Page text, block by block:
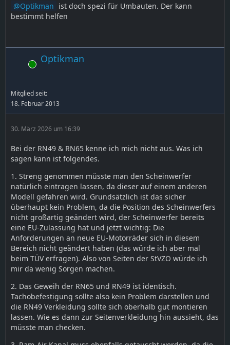
Optikman ist doch spezi für Umbauten. Der kann
bestimmt helfen
Online Optikman
Mitglied seit:
18. Februar 2013
30. März 2026 um 16:39
Bei der RN49 & RN65 kenne ich mich nicht aus. Was ich
sagen kann ist folgendes.
1. Streng genommen müsste man den Scheinwerfer
natürlich eintragen lassen, da dieser auf einem anderen
Modell gefahren wird. Grundsätzlich ist das sicher
überhaupt kein Problem, da die Position des Scheinwerfers
nicht großartig geändert wird, der Scheinwerfer bereits
eine EU-Zulassung hat und jetzt wichtig: Die
Anforderungen an neue EU-Motorräder sich in diesem
Bereich nicht geändert haben (das würde ich aber mal
beim TÜV erfragen). Also von Seiten der StVZO würde ich
mir da wenig Sorgen machen.
2. Das Geweih der RN65 und RN49 ist identisch.
Tachobefestigung sollte also kein Problem darstellen und
die RN49 Verkleidung sollte sich oberhalb gut montieren
lassen. Wie es dann zur Seitenverkleidung hin aussieht, das
müsste man checken.